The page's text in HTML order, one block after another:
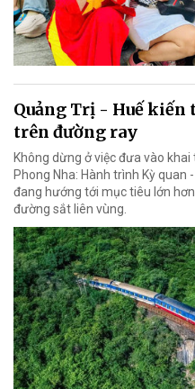
Quảng Trị - Huế
trên đường ray
Không dừng ở việc đưa vào khai
Phong Nha: Hành trình Kỳ quan
đang hướng tới mục tiêu lớn
đường sắt liên vùng.